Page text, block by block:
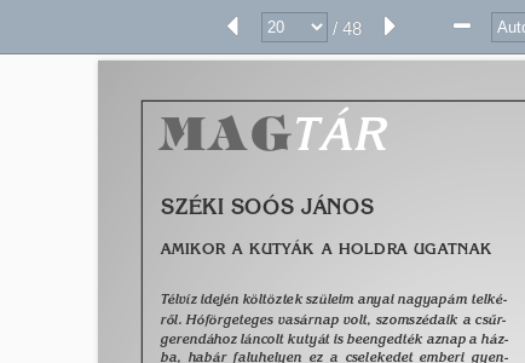
/ 48
MAG TÁR
Télvíz idején költöztek szüleim anyai nagyapám telké-
rõl. Hóförgeteges vasárnap volt, szomszédaik a csûr-
gerendához láncolt kutyát is beengedték aznap a ház-
ba, habár faluhelyen ez a cselekedet emberi gyen-
SZÉKI SOÓS JÁNOS
AMIKOR A KUTYÁK A HOLDRA UGATNAK